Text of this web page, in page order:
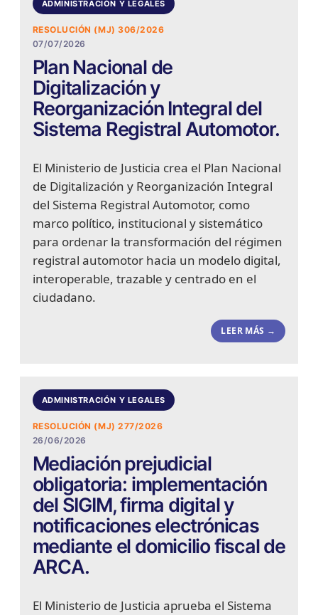
ADMINISTRACIÓN Y LEGALES
RESOLUCIÓN (MJ) 306/2026
07/07/2026
Plan Nacional de
Digitalización y
Reorganización Integral del
Sistema Registral Automotor.
El Ministerio de Justicia crea el Plan Nacional
de Digitalización y Reorganización Integral
del Sistema Registral Automotor, como
marco político, institucional y sistemático
para ordenar la transformación del régimen
registral automotor hacia un modelo digital,
interoperable, trazable y centrado en el
ciudadano.
LEER MÁS →
ADMINISTRACIÓN Y LEGALES
RESOLUCIÓN (MJ) 277/2026
26/06/2026
Mediación prejudicial
obligatoria: implementación
del SIGIM, firma digital y
notificaciones electrónicas
mediante el domicilio fiscal de
ARCA.
El Ministerio de Justicia aprueba el Sistema